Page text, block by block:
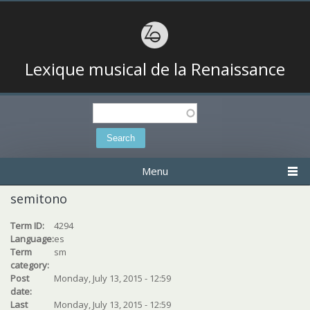
Lexique musical de la Renaissance
Search
Menu
semitono
Term ID:
4294
Language:es
Term
category:
sm
Post
date:
Monday, July 13, 2015 - 12:59
Last
Monday, July 13, 2015 - 12:59